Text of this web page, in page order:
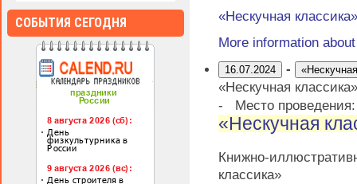
СОБЫТИЯ СЕГОДНЯ
«Нескучная классика»
More information
16.07.2024 -
«Нескучная классика»
-
Место
«Нескучная
Книжно-
классика»